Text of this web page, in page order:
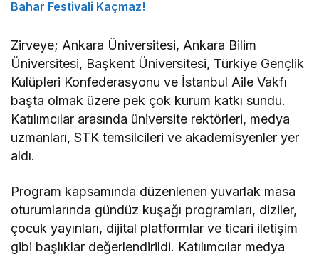
Bahar Festivali Kaçmaz!
Zirveye; Ankara Üniversitesi, Ankara Bilim
Üniversitesi, Başkent Üniversitesi, Türkiye Gençlik
Kulüpleri Konfederasyonu ve İstanbul Aile Vakfı
başta olmak üzere pek çok kurum katkı sundu.
Katılımcılar arasında üniversite rektörleri, medya
uzmanları, STK temsilcileri ve akademisyenler yer
aldı.
Program kapsamında düzenlenen yuvarlak masa
oturumlarında gündüz kuşağı programları, diziler,
çocuk yayınları, dijital platformlar ve ticari iletişim
gibi başlıklar değerlendirildi. Katılımcılar medya